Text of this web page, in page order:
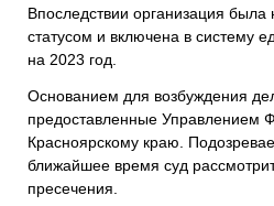
Впоследствии организация
статусом и включена в систему
на 2023 год.
Основанием для возбуждения
предоставленные Управлением
Красноярскому краю.
ближайшее время суд
пресечения.